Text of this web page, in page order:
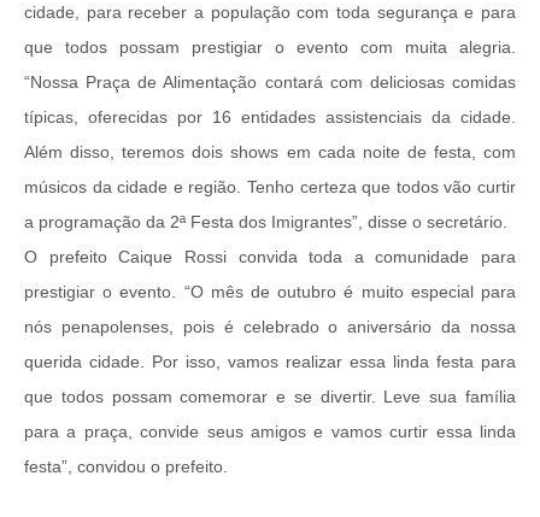
cidade, para receber a população com toda segurança e para
que todos possam prestigiar o evento com muita alegria.
“Nossa Praça de Alimentação contará com deliciosas comidas
típicas, oferecidas por 16 entidades assistenciais da cidade.
Além disso, teremos dois shows em cada noite de festa, com
músicos da cidade e região. Tenho certeza que todos vão curtir
a programação da 2ª Festa dos Imigrantes”, disse o secretário.
O prefeito Caique Rossi convida toda a comunidade para
prestigiar o evento. “O mês de outubro é muito especial para
nós penapolenses, pois é celebrado o aniversário da nossa
querida cidade. Por isso, vamos realizar essa linda festa para
que todos possam comemorar e se divertir. Leve sua família
para a praça, convide seus amigos e vamos curtir essa linda
festa”, convidou o prefeito.